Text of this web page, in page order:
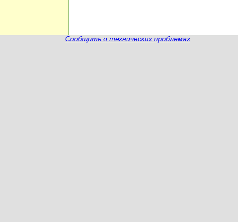
Сообщить о технических проблемах